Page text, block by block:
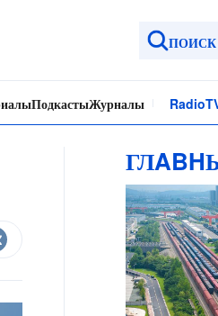
ПОИСК
ПодкастыЖурналы Radio